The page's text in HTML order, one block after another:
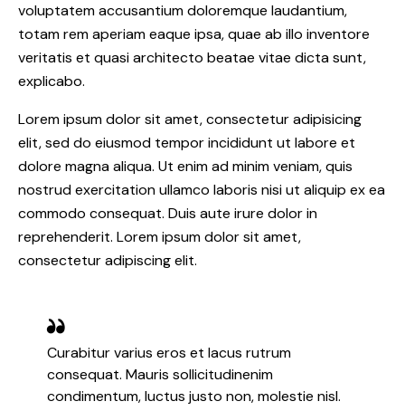
voluptatem accusantium doloremque laudantium,
totam rem aperiam eaque ipsa, quae ab illo inventore
veritatis et quasi architecto beatae vitae dicta sunt,
explicabo.
Lorem ipsum dolor sit amet, consectetur adipisicing
elit, sed do eiusmod tempor incididunt ut labore et
dolore magna aliqua. Ut enim ad minim veniam, quis
nostrud exercitation ullamco laboris nisi ut aliquip ex ea
commodo consequat. Duis aute irure dolor in
reprehenderit. Lorem ipsum dolor sit amet,
consectetur adipiscing elit.
Curabitur varius eros et lacus rutrum
consequat. Mauris sollicitudinenim
condimentum, luctus justo non, molestie nisl.